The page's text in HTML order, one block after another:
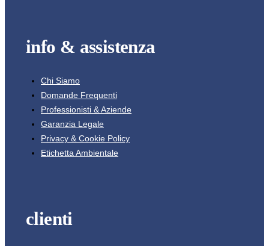
info & assistenza
Chi Siamo
Domande Frequenti
Professionisti & Aziende
Garanzia Legale
Privacy & Cookie Policy
Etichetta Ambientale
clienti